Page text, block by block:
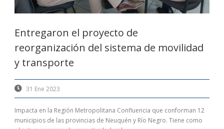
Entregaron el proyecto de
reorganización del sistema de movilidad
y transporte
31 Ene 2023
Impacta en la Región Metropolitana Confluencia que conforman 12
municipios de las provincias de Neuquén y Río Negro. Tiene como